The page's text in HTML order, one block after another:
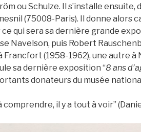
ou Schulze. Il s’installe ensuite,
(75008-Paris). Il donne alors
qui sera sa dernière grande
Navelson, puis Robert
Francfort (1958-1962), une autre à
sa dernière exposition “8 ans
donateurs du musée
comprendre, il y a tout à voir”